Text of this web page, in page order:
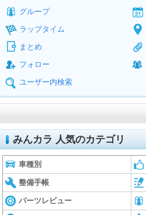
グループ
ラップタイム
まとめ
フォロー
ユーザー内検索
みんカラ 人気のカテゴリ
車種別
整備手帳
パーツレビュー